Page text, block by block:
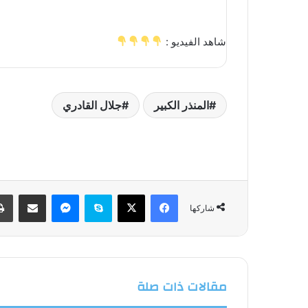
شاهد الفيديو :
المنذر الكبير جلال القادري
شاركها
فيسبوك سكايب
مقالات ذات صلة